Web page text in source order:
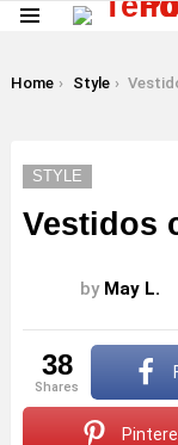
You are here:
Home Style Vestidos
STYLE
Vestidos
by May L.
38
shares